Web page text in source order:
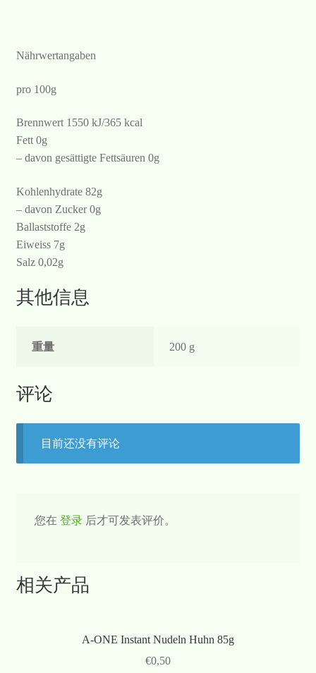
Nährwertangaben
pro 100g
Brennwert 1550 kJ/365 kcal
Fett 0g
– davon gesättigte Fettsäuren 0g
Kohlenhydrate 82g
– davon Zucker 0g
Ballaststoffe 2g
Eiweiss 7g
Salz 0,02g
其他信息
重量 200 g
评论
目前还没有评论
您在 登录后才可发表评价。
相关产品
A-ONE Instant Nudeln Huhn 85g
€0,50